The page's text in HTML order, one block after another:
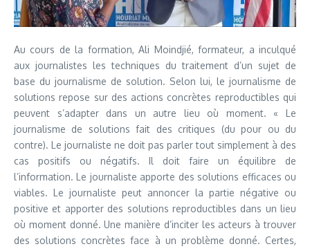
Au cours de la formation, Ali Moindjié, formateur, a inculqué
aux journalistes les techniques du traitement d’un sujet de
base du journalisme de solution. Selon lui, le journalisme de
solutions repose sur des actions concrètes reproductibles qui
peuvent s’adapter dans un autre lieu où moment. « Le
journalisme de solutions fait des critiques (du pour ou du
contre). Le journaliste ne doit pas parler tout simplement à des
cas positifs ou négatifs. Il doit faire un équilibre de
l’information. Le journaliste apporte des solutions efficaces ou
viables. Le journaliste peut annoncer la partie négative ou
positive et apporter des solutions reproductibles dans un lieu
où moment donné. Une manière d’inciter les acteurs à trouver
des solutions concrètes face à un problème donné. Certes,